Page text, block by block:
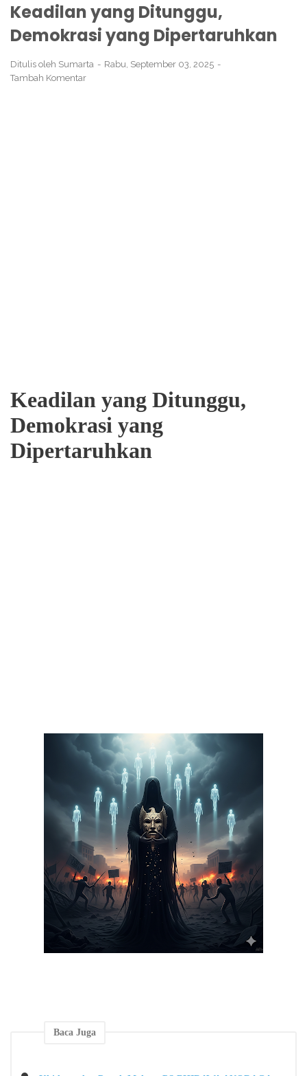
Keadilan yang Ditunggu,
Demokrasi yang Dipertaruhkan
Ditulis oleh Sumarta
Rabu, September 03, 2025
Tambah Komentar
Keadilan yang Ditunggu,
Demokrasi yang
Dipertaruhkan
Baca Juga